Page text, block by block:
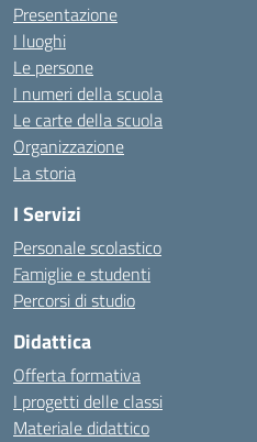
Presentazione
I luoghi
Le persone
I numeri della scuola
Le carte della scuola
Organizzazione
La storia
I Servizi
Personale scolastico
Famiglie e studenti
Percorsi di studio
Didattica
Offerta formativa
I progetti delle classi
Materiale didattico